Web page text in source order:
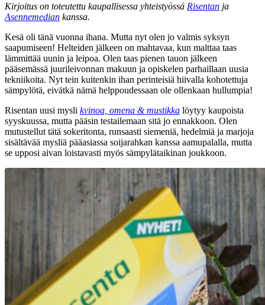
Kirjoitus on toteutettu kaupallisessa yhteistyössä Risentan ja
Asennemedian kanssa.
Kesä oli tänä vuonna ihana. Mutta nyt olen jo valmis syksyn
saapumiseen! Helteiden jälkeen on mahtavaa, kun malttaa taas
lämmittää uunin ja leipoa. Olen taas pienen tauon jälkeen
pääsemässä juurileivonnan makuun ja opiskelen parhaillaan uusia
tekniikoita. Nyt tein kuitenkin ihan perinteisiä hiivalla kohotettuja
sämpylötä, eivätkä nämä helppoudessaan ole ollenkaan hullumpia!
Risentan uusi mysli kvinoa, omena & mustikka löytyy kaupoista
syyskuussa, mutta pääsin testailemaan sitä jo ennakkoon. Olen
mutustellut tätä sokeritonta, runsaasti siemeniä, hedelmiä ja marjoja
sisältävää mysliä pääasiassa soijarahkan kanssa aamupalalla, mutta
se upposi aivan loistavasti myös sämpylätaikinan joukkoon.